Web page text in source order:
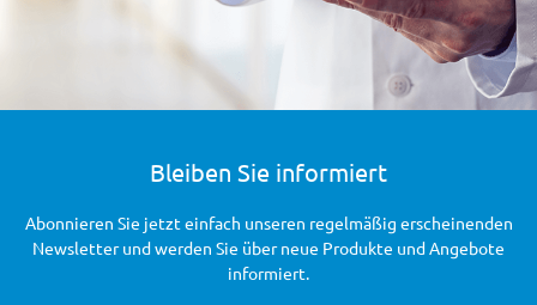
Bleiben Sie informiert
Abonnieren Sie jetzt einfach unseren regelmäßig erscheinenden
Newsletter und werden Sie über neue Produkte und Angebote
informiert.